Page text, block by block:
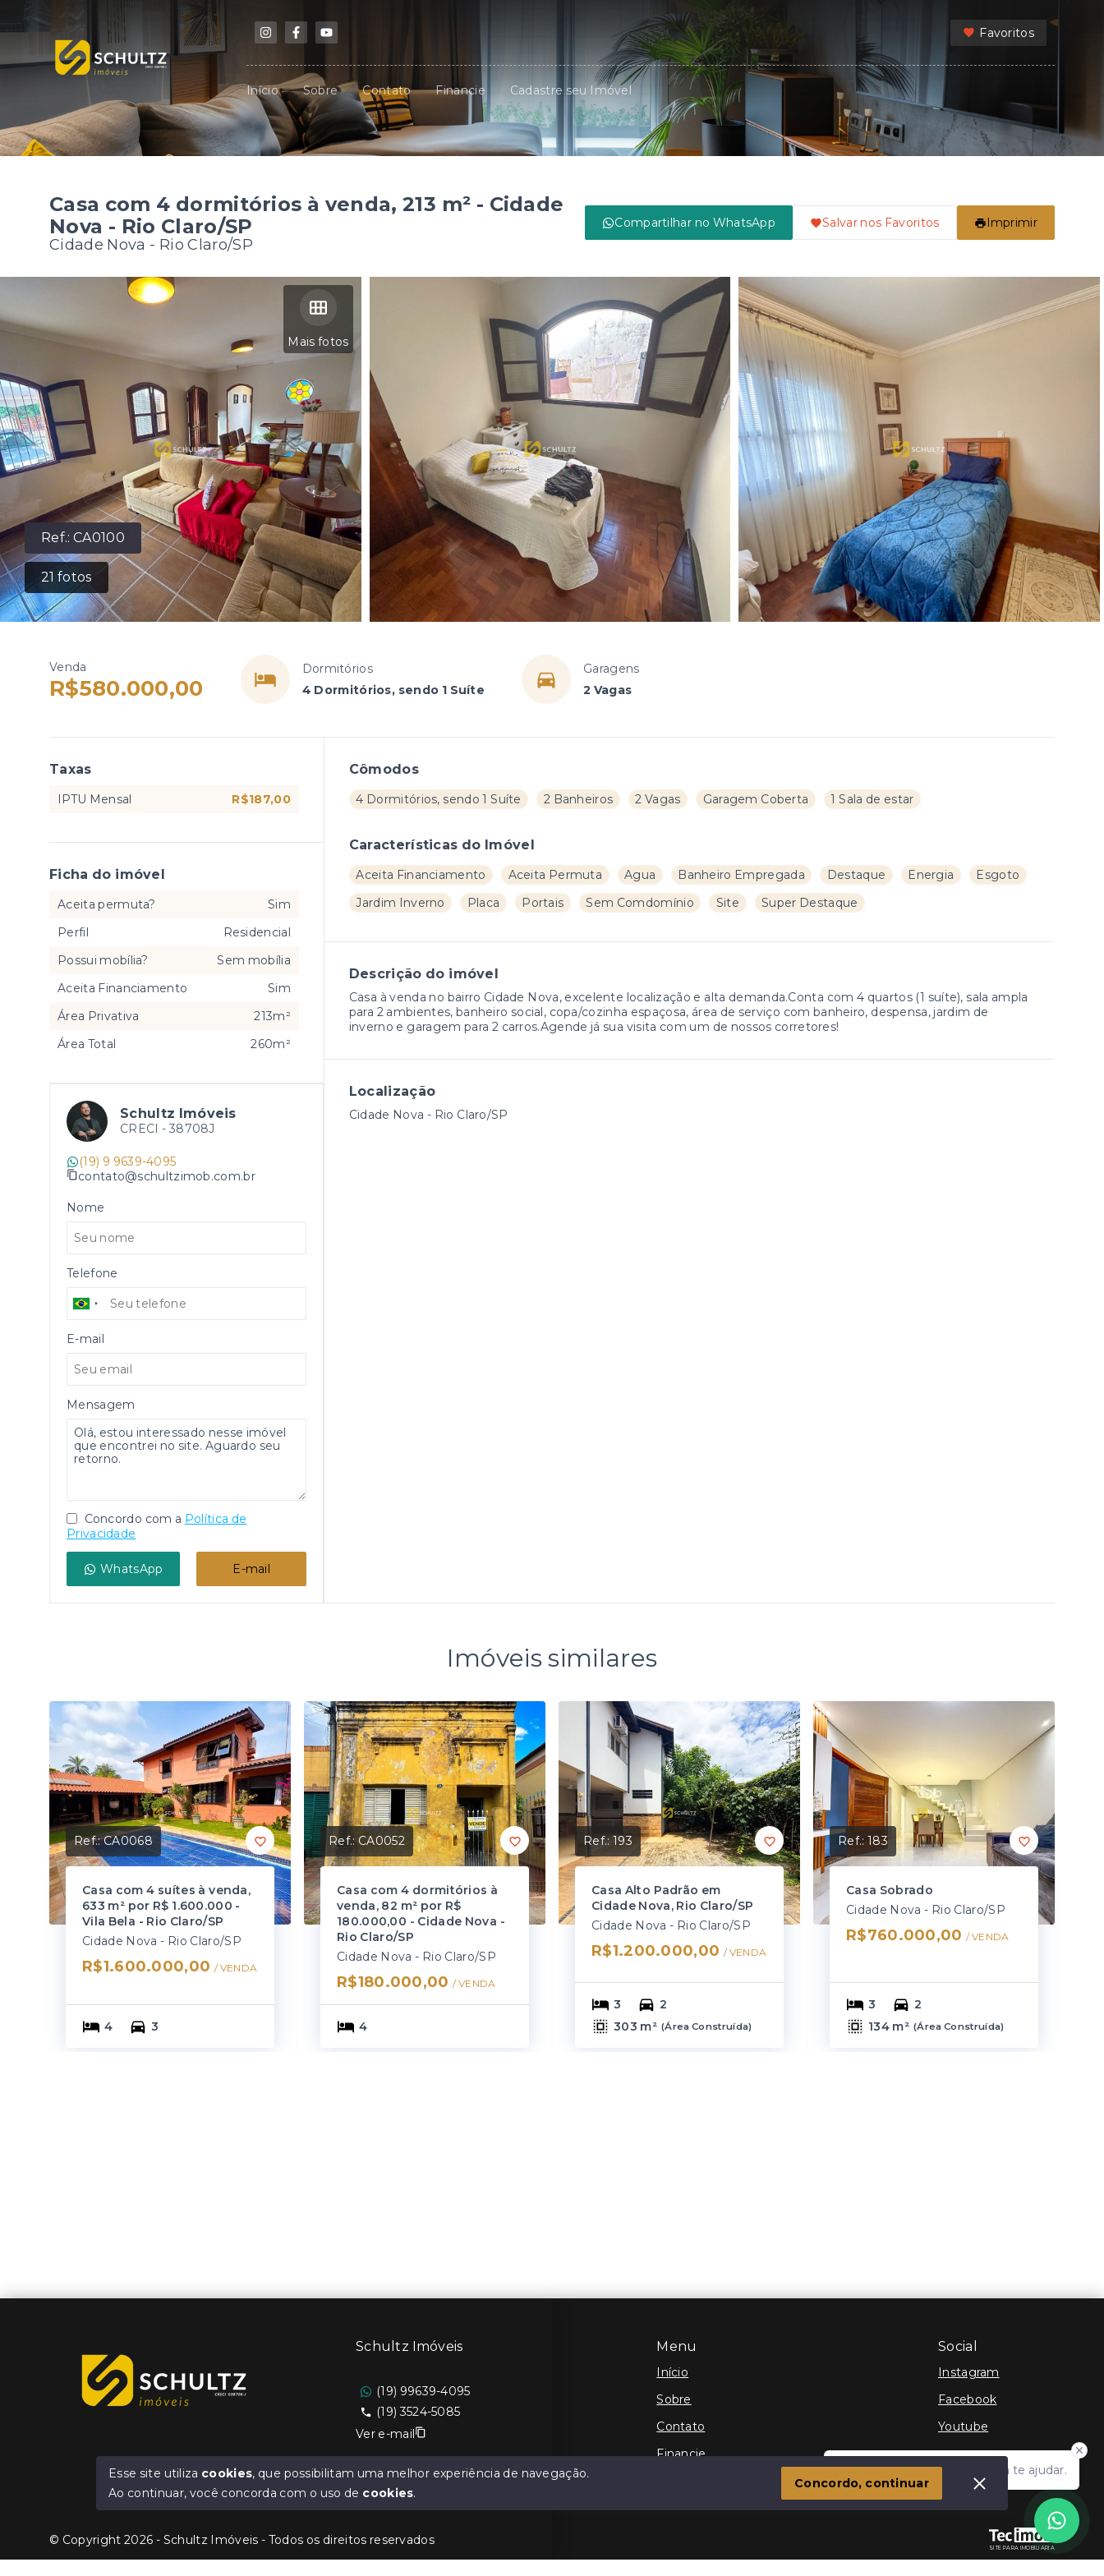
Favoritos
Início Sobre Contato Financie Cadastre seu Imóvel
Casa com 4 dormitórios à venda, 213 m² - Cidade
Nova - Rio Claro/SP
Cidade Nova - Rio Claro/SP
Compartilhar no WhatsApp Salvar nos Favoritos Imprimir
Ref.:CA0100
21 fotos
Mais fotos
Venda
R$580.000,00
Dormitórios
4 Dormitórios, sendo 1 Suíte
Garagens
2 Vagas
Cômodos
4 Dormitórios, sendo 1 Suíte 2 Banheiros 2 Vagas Garagem Coberta 1 Sala de estar
Características do Imóvel
Aceita Financiamento Aceita Permuta Agua Banheiro Empregada Destaque Energia
Esgoto
Jardim Inverno
Placa Portais Sem Comdomínio Site Super Destaque
Descrição do imóvel
Casa à venda no bairro Cidade Nova, excelente localização e alta demanda.Conta com 4 quartos (1 suíte), sala ampla
para 2 ambientes, banheiro social, copa/cozinha espaçosa, área de serviço com banheiro, despensa, jardim de
inverno e garagem para 2 carros.Agende já sua visita com um de nossos corretores!
Localização
Cidade Nova - Rio Claro/SP
Taxas
IPTU Mensal R$187,00
Ficha do imóvel
Aceita permuta?
Sim
Perfil
Residencial
Possui mobília?
Sem mobília
Aceita Financiamento
Sim
Área Privativa
213m²
Área Total
260m²
Schultz Imóveis
CRECI - 38708J
(19) 9 9639-4095
contato@schultzimob.com.br
Nome
Telefone
E-mail
Mensagem
Concordo com a Política de
Privacidade
WhatsApp E-mail
Imóveis similares
Ref.:CA0068
Casa com 4 suítes à venda,
633 m² por R$ 1.600.000 -
Vila Bela - Rio Claro/SP
Cidade Nova - Rio Claro/SP
R$1.600.000,00 / VENDA
4 3
Ref.: CA0052
Casa com 4 dormitórios à
venda, 82 m² por R$
180.000,00 - Cidade Nova -
Rio Claro/SP
Cidade Nova - Rio Claro/SP
R$180.000,00 / VENDA
4
Ref.:193
Casa Alto Padrão em
Cidade Nova, Rio Claro/SP
Cidade Nova - Rio Claro/SP
R$1.200.000,00 / VENDA
3
2
303 m² (Área Construída)
Ref.:183
Casa Sobrado
Cidade Nova - Rio Claro/SP
R$760.000,00 / VENDA
3
2
134 m² (Área Construída)
Olá! Estamos disponíveis para te ajudar.
Menu
Início
Sobre
Contato
Financie
Social
Instagram
Facebook
Youtube
SITE PARA IMOBILIARIA
Schultz Imóveis
(19) 99639-4095
(19) 3524-5085
Ver e-mail
© Copyright 2026 - Schultz Imóveis - Todos os direitos reservados
Esse site utiliza cookies, que possibilitam uma melhor experiência de navegação.
Ao continuar, você concorda com o uso de cookies.
Concordo, continuar